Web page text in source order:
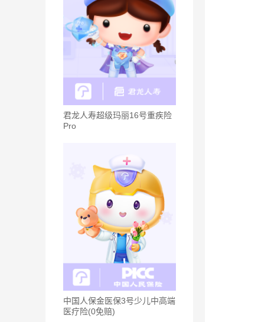
君龙人寿超级玛丽16号重疾险
Pro
中国人保金医保3号少儿中高端
医疗险(0免赔)